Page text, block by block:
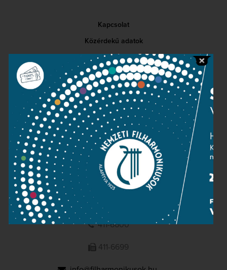
Kapcsolat
Közérdekű adatok
Sajtószoba
Adatvédelem
Impresszum
NEMZETI
FILHARMONIKUSOK
1095 Budapest, Komor Marcell u. 1. (Müpa)
411-6600
411-6699